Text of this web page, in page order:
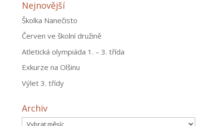
Nejnovější
Školka Nanečisto
Červen ve školní družině
Atletická olympiáda 1. – 3. třída
Exkurze na Olšinu
Výlet 3. třídy
Archiv
Archiv